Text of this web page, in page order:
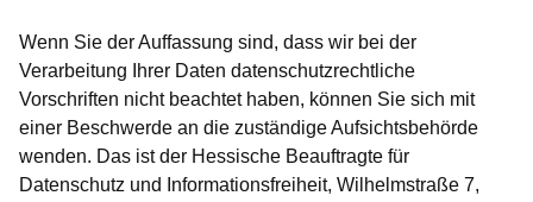
Wenn Sie der Auffassung sind, dass wir bei der
Verarbeitung Ihrer Daten datenschutzrechtliche
Vorschriften nicht beachtet haben, können Sie sich mit
einer Beschwerde an die zuständige Aufsichtsbehörde
wenden. Das ist der Hessische Beauftragte für
Datenschutz und Informationsfreiheit, Wilhelmstraße 7,